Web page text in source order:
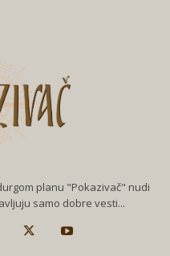
planu "Pokazivač" nudi
samo dobre vesti...